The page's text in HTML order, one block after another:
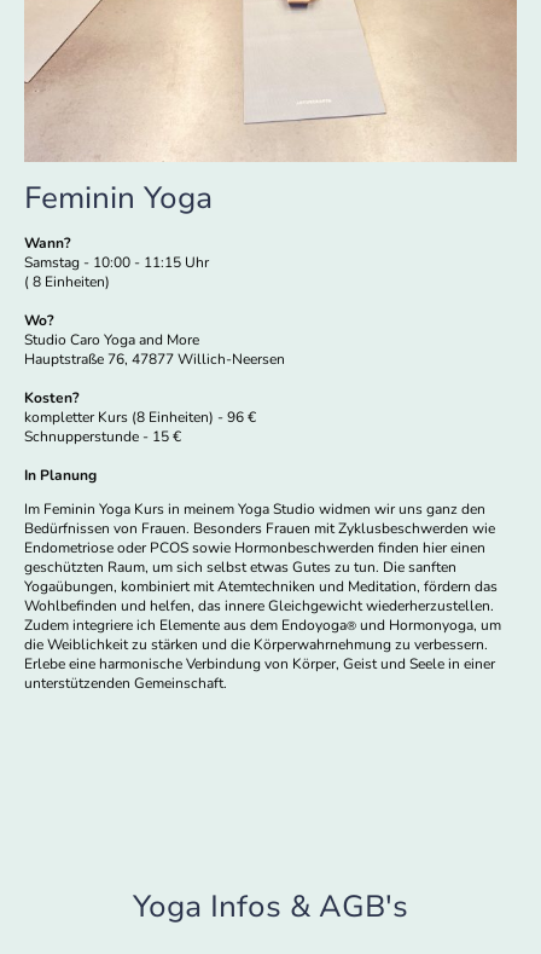
Feminin Yoga
Wann?
Samstag - 10:00 - 11:15 Uhr
( 8 Einheiten)
Wo?
Studio Caro Yoga and More
Hauptstraße 76, 47877 Willich-Neersen
Kosten?
kompletter Kurs (8 Einheiten) - 96 €
Schnupperstunde - 15 €
In Planung
Im Feminin Yoga Kurs in meinem Yoga Studio widmen wir uns ganz den
Bedürfnissen von Frauen. Besonders Frauen mit Zyklusbeschwerden wie
Endometriose oder PCOS sowie Hormonbeschwerden finden hier einen
geschützten Raum, um sich selbst etwas Gutes zu tun. Die sanften
Yogaübungen, kombiniert mit Atemtechniken und Meditation, fördern das
Wohlbefinden und helfen, das innere Gleichgewicht wiederherzustellen.
Zudem integriere ich Elemente aus dem Endoyoga® und Hormonyoga, um
die Weiblichkeit zu stärken und die Körperwahrnehmung zu verbessern.
Erlebe eine harmonische Verbindung von Körper, Geist und Seele in einer
unterstützenden Gemeinschaft.
Yoga Infos & AGB's